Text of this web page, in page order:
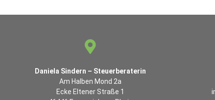
Daniela Sindern – Steuerberaterin
Am Halben Mond 2a
Ecke Eltener Straße 1